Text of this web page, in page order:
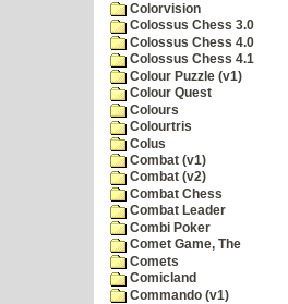
Colorvision
Colossus Chess 3.0
Colossus Chess 4.0
Colossus Chess 4.1
Colour Puzzle (v1)
Colour Quest
Colours
Colourtris
Colus
Combat (v1)
Combat (v2)
Combat Chess
Combat Leader
Combi Poker
Comet Game, The
Comets
Comicland
Commando (v1)